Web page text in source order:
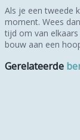
Als je een tweede
moment. Wees
tijd om van
bouw aan een
Gerelateerde